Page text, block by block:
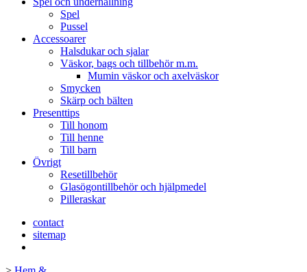
Spel
Pussel
Accessoarer
Halsdukar och sjalar
Väskor, bags och tillbehör m.m.
Mumin väskor och axelväskor
Smycken
Skärp och bälten
Presenttips
Till honom
Till henne
Till barn
Övrigt
Resetillbehör
Glasögontillbehör och hjälpmedel
Pilleraskar
contact
sitemap